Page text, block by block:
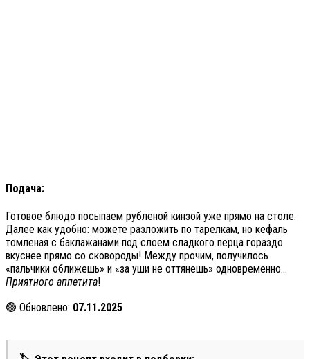
Подача:
Готовое блюдо посыпаем рубленой кинзой уже прямо на столе.
Далее как удобно: можете разложить по тарелкам, но кефаль
томленая с баклажанами под слоем сладкого перца гораздо
вкуснее прямо со сковороды! Между прочим, получилось
«пальчики оближешь» и «за уши не оттянешь» одновременно…
Приятного аппетита!
🟢 Обновлено: 07.11.2025